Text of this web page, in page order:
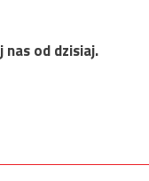
od dzisiaj.